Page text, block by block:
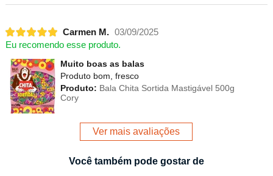
Carmen M. 03/09/2025
Eu recomendo esse produto.
Muito boas as balas
Produto bom, fresco
Produto: Bala Chita Sortida Mastigável 500g
Cory
Ver mais avaliações
Você também pode gostar de